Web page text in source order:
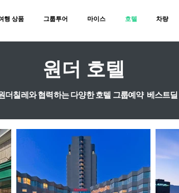
행 상품 그룹투어 마이스 호텔 차량
원더 호텔
더칠레와 협력하는 다양한 호텔 그룹예약 베스트딜